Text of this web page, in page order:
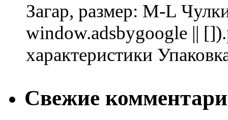
Загар, размер: M-L
window.adsbygoogle ||
характеристики
Свежие